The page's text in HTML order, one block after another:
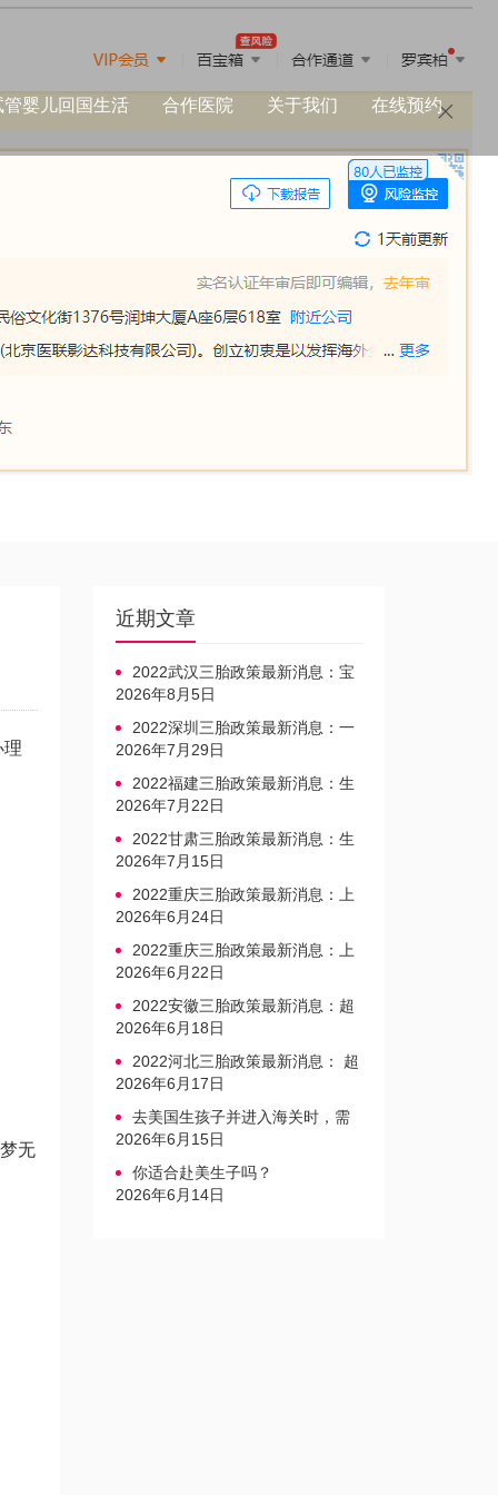
管婴儿回国生活 合作医院 关于我们 在线预约
理
无
近期文章
2022武汉三胎政策最新消息：宝
宝上户口不再罚款
2026年8月5日
2022深圳三胎政策最新消息：一
文读懂上户口是否罚款
2026年7月29日
2022福建三胎政策最新消息：生
育奖励发放迎新标准
2026年7月22日
2022甘肃三胎政策最新消息：生
育产假不享受带薪福利
2026年7月15日
2022重庆三胎政策最新消息：上
户口、办准生证指南
2026年6月24日
2022重庆三胎政策最新消息：上
户口、办准生证指南
2026年6月22日
2022安徽三胎政策最新消息：超
生家庭罚款标准更新
2026年6月18日
2022河北三胎政策最新消息： 超
生三孩不再缴纳社会抚养费
2026年6月17日
去美国生孩子并进入海关时，需
要注意的事项是什么？
2026年6月15日
你适合赴美生子吗？
2026年6月14日